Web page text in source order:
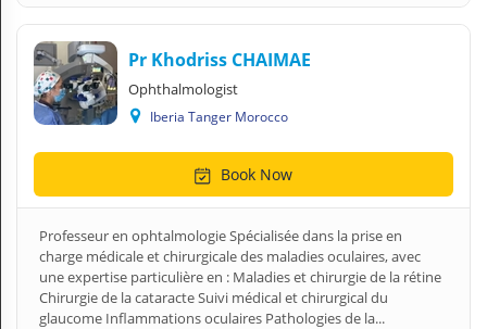
Pr Khodriss CHAIMAE
Ophthalmologist
Iberia Tanger Morocco
Book Now
Professeur en ophtalmologie Spécialisée dans la prise en
charge médicale et chirurgicale des maladies oculaires, avec
une expertise particulière en : Maladies et chirurgie de la rétine
Chirurgie de la cataracte Suivi médical et chirurgical du
glaucome Inflammations oculaires Pathologies de la...